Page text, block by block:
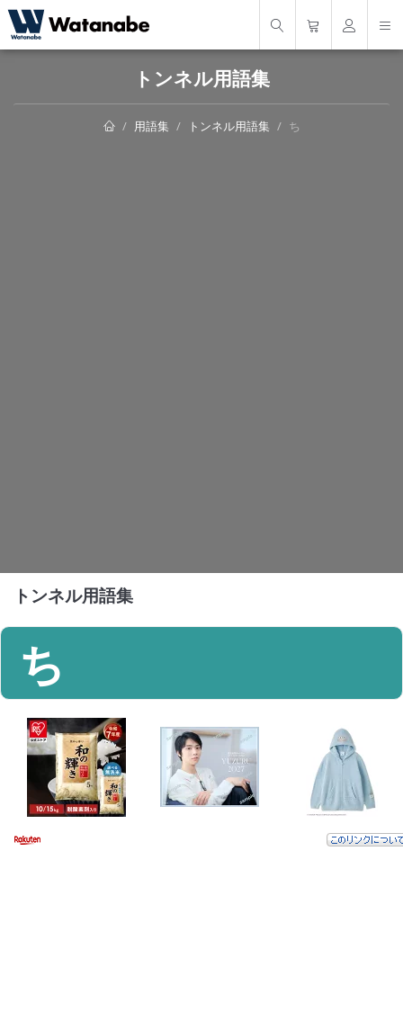
トンネル用語集
用語集 トンネル用語集 ち
トンネル用語集
ち